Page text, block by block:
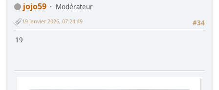
jojo59
Modérateur
#34
19 Janvier 2026, 07:24:49
19